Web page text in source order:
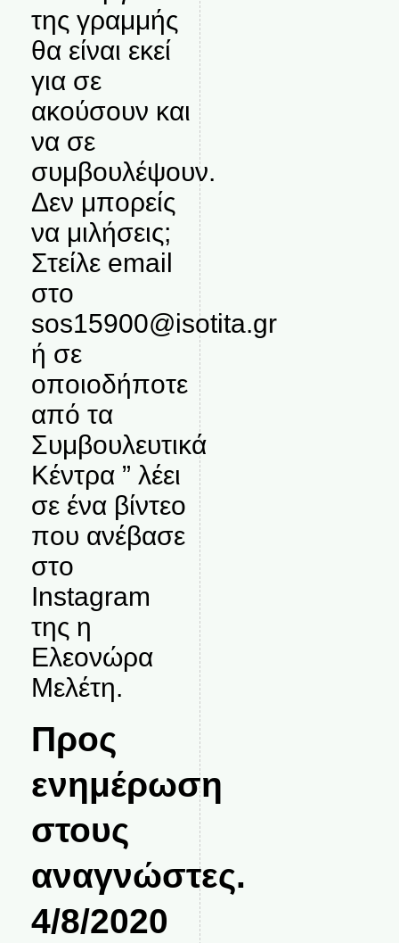
της γραμμής
θα είναι εκεί
για σε
ακούσουν και
να σε
συμβουλέψουν.
Δεν μπορείς
να μιλήσεις;
Στείλε email
στο
sos15900@isotita.gr
ή σε
οποιοδήποτε
από τα
Συμβουλευτικά
Κέντρα ” λέει
σε ένα βίντεο
που ανέβασε
στο
Instagram
της η
Ελεονώρα
Μελέτη.
Προς
ενημέρωση
στους
αναγνώστες.
4/8/2020